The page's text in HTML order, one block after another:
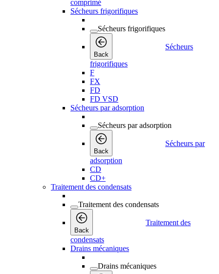
comprimé
Sécheurs frigorifiques
Sécheurs frigorifiques
Back
Sécheurs
frigorifiques
F
FX
FD
FD VSD
Sécheurs par adsorption
Sécheurs par adsorption
Back
Sécheurs par
adsorption
CD
CD+
Traitement des condensats
Traitement des condensats
Back
Traitement des
condensats
Drains mécaniques
Drains mécaniques